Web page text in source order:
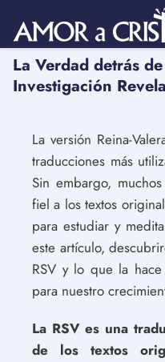
La Verdad detrás
Investigación
La versión Reina-
traducciones más
Sin embargo,
fiel a los textos
para estudiar y
este artículo,
RSV y lo que la
para nuestro
La RSV es una
de los textos